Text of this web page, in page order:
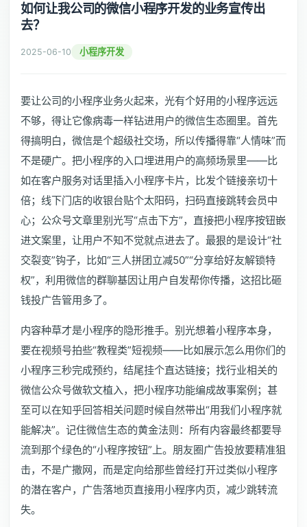
联系我们
如何让我公司的微信小程序开发的业务宣传出
去？
2025-06-10 小程序开发
要让公司的小程序业务火起来，光有个好用的小程序远远
不够，得让它像病毒一样钻进用户的微信生态圈里。首先
得搞明白，微信是个超级社交场，所以传播得靠“人情味”而
不是硬广。把小程序的入口埋进用户的高频场景里——比
如在客户服务对话里插入小程序卡片，比发个链接亲切十
倍；线下门店的收银台贴个太阳码，扫码直接跳转会员中
心；公众号文章里别光写“点击下方”，直接把小程序按钮嵌
进文案里，让用户不知不觉就点进去了。最狠的是设计“社
交裂变”钩子，比如“三人拼团立减50”“分享给好友解锁特
权”，利用微信的群聊基因让用户自发帮你传播，这招比砸
钱投广告管用多了。
内容种草才是小程序的隐形推手。别光想着小程序本身，
要在视频号拍些“教程类”短视频——比如展示怎么用你们的
小程序三秒完成预约，结尾挂个直达链接；找行业相关的
微信公众号做软文植入，把小程序功能编成故事案例；甚
至可以在知乎回答相关问题时候自然带出“用我们小程序就
能解决”。记住微信生态的黄金法则：所有内容最终都要导
流到那个绿色的“小程序按钮”上。朋友圈广告投放要精准狙
击，不是广撒网，而是定向给那些曾经打开过类似小程序
的潜在客户，广告落地页直接用小程序内页，减少跳转流
失。